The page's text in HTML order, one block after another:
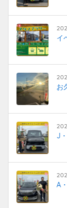
イ
お
J
A